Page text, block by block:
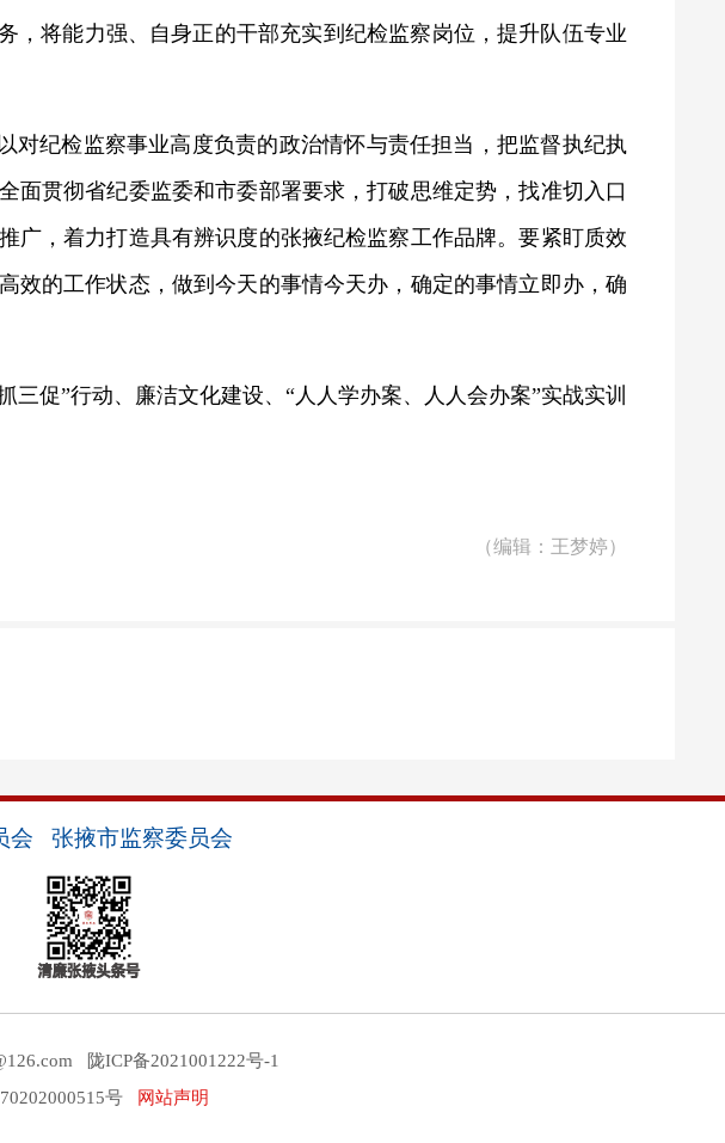
，将能力强、自身正的干部充实到纪检监察岗位，提升队伍专业
纪检监察事业高度负责的政治情怀与责任担当，把监督执纪执
贯彻省纪委监委和市委部署要求，打破思维定势，找准切入口
广，着力打造具有辨识度的张掖纪检监察工作品牌。要紧盯质效
效的工作状态，做到今天的事情今天办，确定的事情立即办，确
促”行动、廉洁文化建设、“人人学办案、人人会办案”实战实训
（编辑：王梦婷）
会 张掖市监察委员会
陇ICP备2021001222号-1
号
网站声明